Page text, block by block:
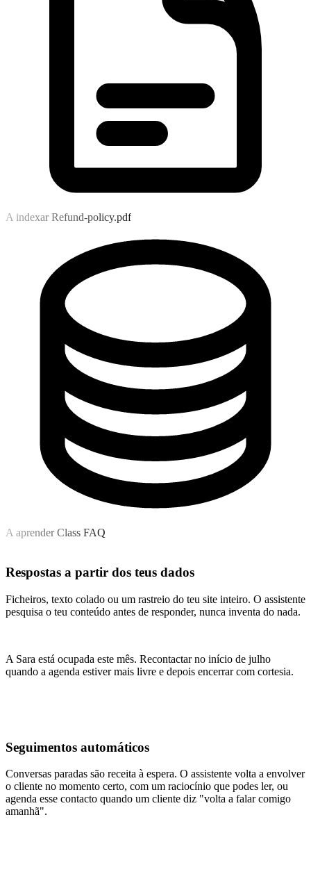
A indexar Refund-policy.pdf
A aprender Class FAQ
Respostas a partir dos teus dados
Ficheiros, texto colado ou um rastreio do teu site inteiro. O assistente
pesquisa o teu conteúdo antes de responder, nunca inventa do nada.
A Sara está ocupada este mês. Recontactar no início de julho
quando a agenda estiver mais livre e depois encerrar com cortesia.
Seguimentos automáticos
Conversas paradas são receita à espera. O assistente volta a envolver
o cliente no momento certo, com um raciocínio que podes ler, ou
agenda esse contacto quando um cliente diz "volta a falar comigo
amanhã".